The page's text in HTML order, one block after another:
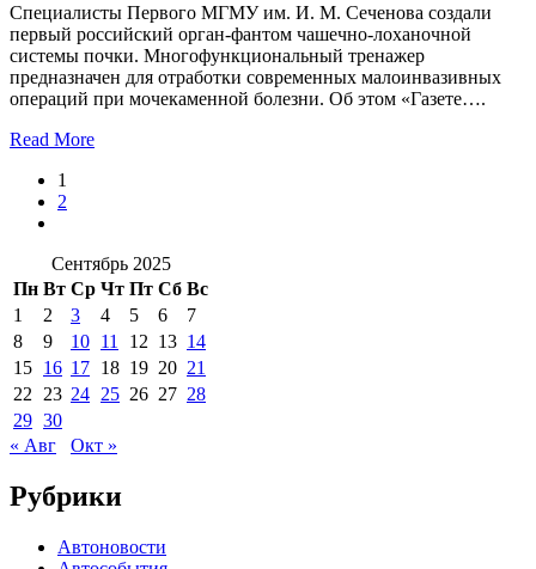
Специалисты Первого МГМУ им. И. М. Сеченова создали
первый российский орган-фантом чашечно-лоханочной
системы почки. Многофункциональный тренажер
предназначен для отработки современных малоинвазивных
операций при мочекаменной болезни. Об этом «Газете….
Read More
1
2
Сентябрь 2025
Пн Вт Ср Чт Пт Сб Вс
1
2 3 4 5 6
7
8
9 10 11 12 13 14
15 16 17 18 19 20 21
22
23 24 25 26 27 28
29 30
« Авг
Окт »
Рубрики
Автоновости